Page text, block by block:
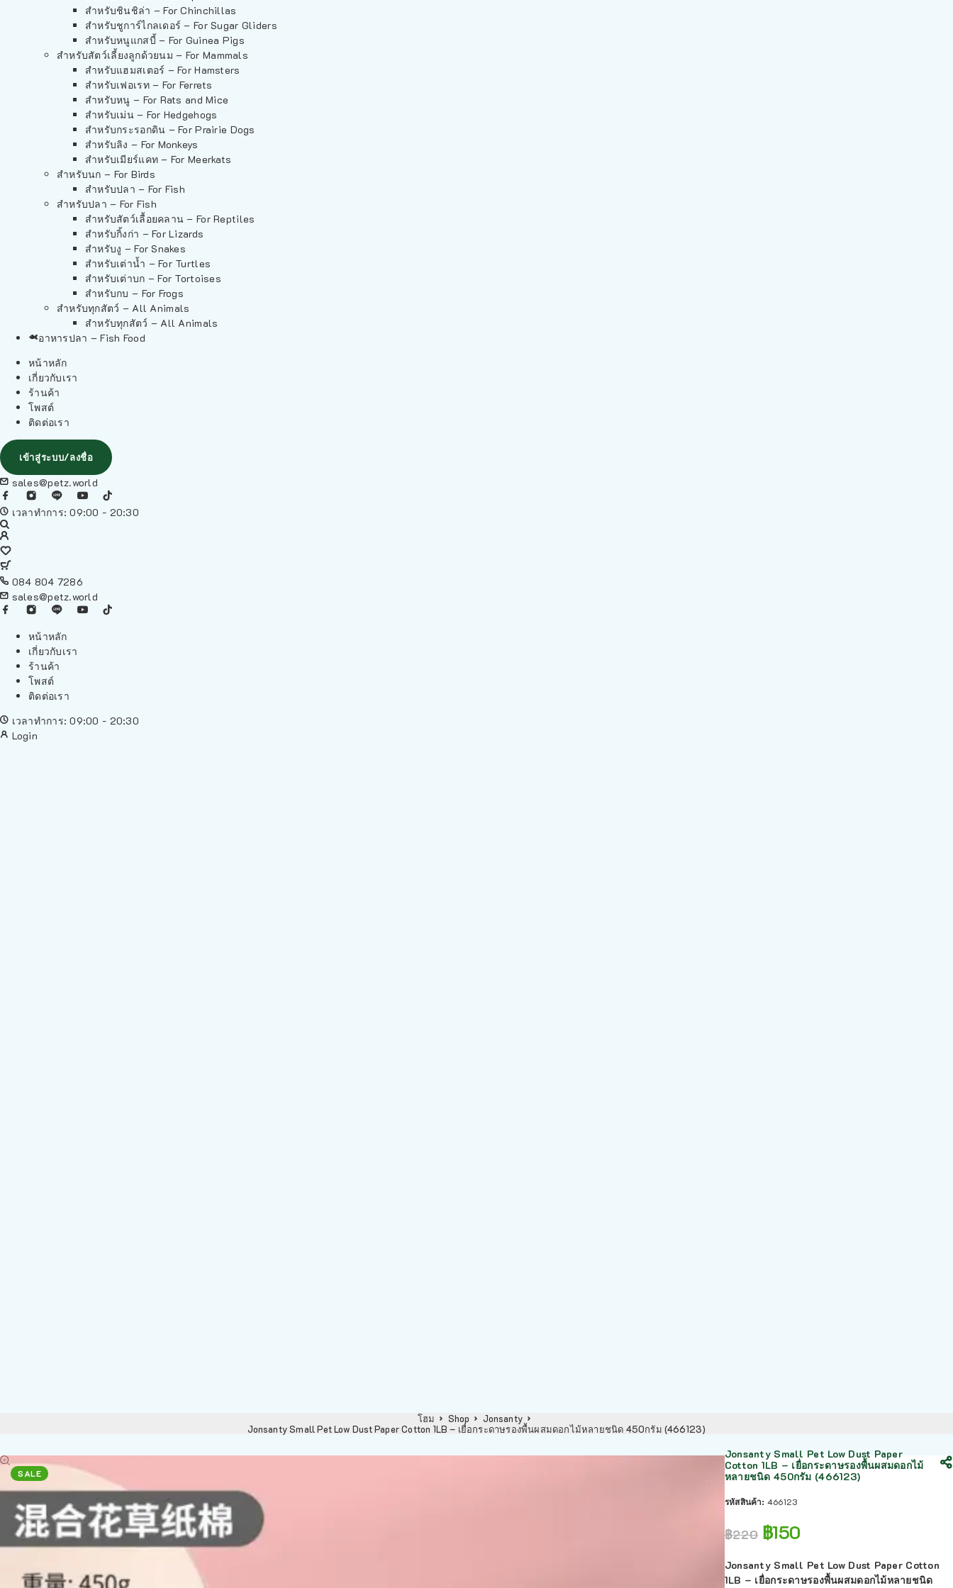
สำหรับชินชิล่า – For Chinchillas
สำหรับชูการ์ไกลเดอร์ – For Sugar Gliders
สำหรับหนูแกสบี้ – For Guinea Pigs
สำหรับสัตว์เลี้ยงลูกด้วยนม – For Mammals
สำหรับแฮมสเตอร์ – For Hamsters
สำหรับเฟอเรท – For Ferrets
สำหรับหนู – For Rats and Mice
สำหรับเม่น – For Hedgehogs
สำหรับกระรอกดิน – For Prairie Dogs
สำหรับลิง – For Monkeys
สำหรับเมียร์แคท – For Meerkats
สำหรับนก – For Birds
สำหรับปลา – For Fish
สำหรับปลา – For Fish
สำหรับสัตว์เลื้อยคลาน – For Reptiles
สำหรับกิ้งก่า – For Lizards
สำหรับงู – For Snakes
สำหรับเต่าน้ำ – For Turtles
สำหรับเต่าบก – For Tortoises
สำหรับกบ – For Frogs
สำหรับทุกสัตว์ – All Animals
สำหรับทุกสัตว์ – All Animals
อาหารปลา – Fish Food
หน้าหลัก
เกี่ยวกับเรา
ร้านค้า
โพสต์
ติดต่อเรา
เข้าสู่ระบบ/ลงชื่อ
sales@petz.world
เวลาทำการ: 09:00 - 20:30
084 804 7286
sales@petz.world
หน้าหลัก
เกี่ยวกับเรา
ร้านค้า
โพสต์
ติดต่อเรา
เวลาทำการ: 09:00 - 20:30
Login
โฮม Shop
Jonsanty
Jonsanty Small Pet Low Dust Paper Cotton 1LB – เยื่อกระดาษรองพื้นผสมดอกไม้หลายชนิด 450กรัม (466123)
SALE
Jonsanty Small Pet Low Dust Paper
Cotton 1LB – เยื่อกระดาษรองพื้นผสมดอกไม้
หลายชนิด 450กรัม (466123)
รหัสสินค้า: 466123
฿220 ฿150
Jonsanty Small Pet Low Dust Paper Cotton
1LB – เยื่อกระดาษรองพื้นผสมดอกไม้หลายชนิด